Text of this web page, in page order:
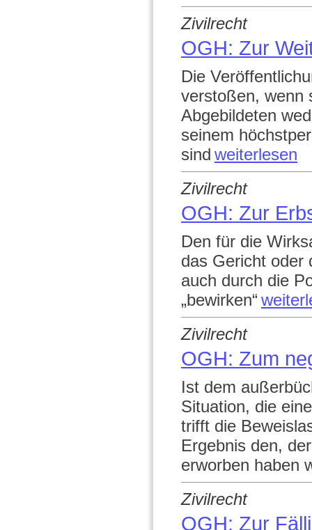
Zivilrecht
OGH: Zur
Die
verstoßen, wenn
Abgebildeten
seinem
sind weiterlesen
Zivilrecht
OGH: Zur
Den für die
das Gericht oder
auch durch die
„bewirken“
Zivilrecht
OGH: Zum
Ist dem
Situation, die
trifft die
Ergebnis den,
erworben haben
Zivilrecht
OGH: Zur